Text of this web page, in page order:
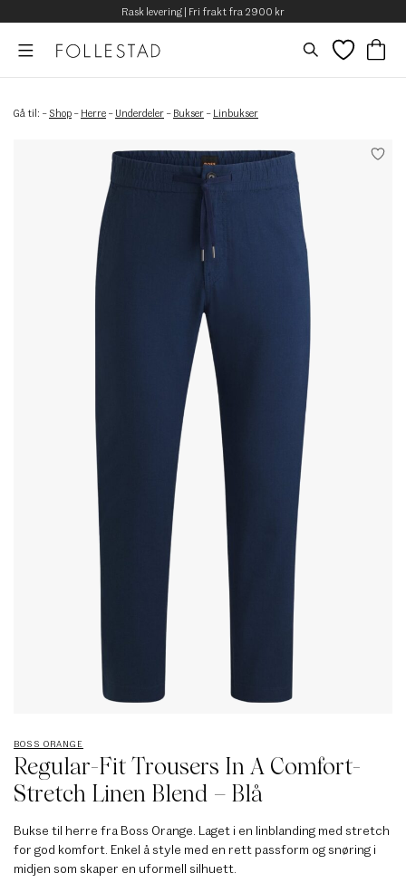
Rask levering | Fri frakt fra 2900 kr
Gå til: – Shop – Herre – Underdeler – Bukser – Linbukser
BOSS ORANGE
Regular-Fit Trousers In A Comfort-
Stretch Linen Blend – Blå
Bukse til herre fra Boss Orange. Laget i en linblanding med stretch
for god komfort. Enkel å style med en rett passform og snøring i
midjen som skaper en uformell silhuett.